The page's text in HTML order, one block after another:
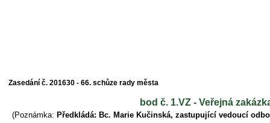
Zasedání č. 201630 - 66. schůze rady města
bod č. 1.VZ - Veřejná
(Poznámka: Předkládá: Bc. Marie Kučinská, zastupující vedoucí